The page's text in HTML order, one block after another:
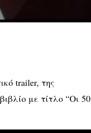
trailer, της
με τίτλο “Οι 50